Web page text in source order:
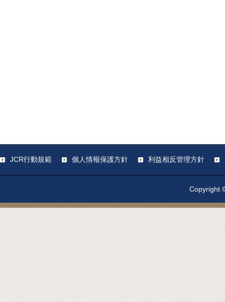
JCR行動規範 個人情報保護方針 利益相反管理方針
Copyright